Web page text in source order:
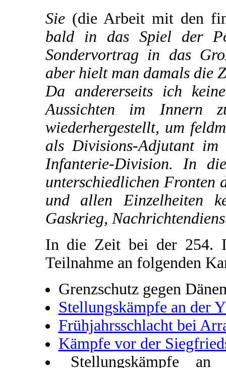
Sie (die Arbeit mit den
bald in das Spiel der
Sondervortrag in das
aber hielt man damals die
Da andererseits ich
Aussichten im Innern
wiederhergestellt, um
als Divisions-Adjutant im
Infanterie-Division. In
unterschiedlichen Fronten
und allen Einzelheiten
Gaskrieg,
In die Zeit bei der 254.
Teilnahme an folgenden
Grenzschutz gegen
Stellungskämpfe an der
Frühjahrsschlacht bei
Kämpfe vor der
Stellungskämpfe